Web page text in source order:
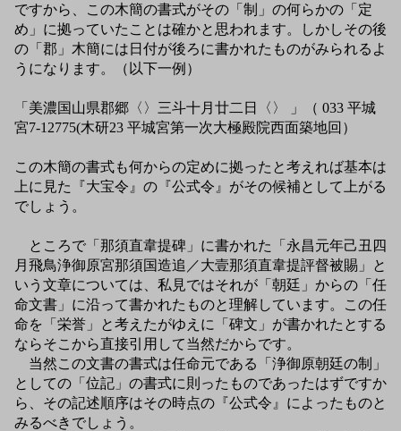
ですから、この木簡の書式がその「制」の何らかの「定
め」に拠っていたことは確かと思われます。しかしその後
の「郡」木簡には日付が後ろに書かれたものがみられるよ
うになります。（以下一例）
「美濃国山県郡郷〈〉三斗十月廿二日〈〉 」（ 033 平城
宮7-12775(木研23 平城宮第一次大極殿院西面築地回）
この木簡の書式も何からの定めに拠ったと考えれば基本は
上に見た『大宝令』の『公式令』がその候補として上がる
でしょう。
ところで「那須直韋提碑」に書かれた「永昌元年己丑四
月飛鳥浄御原宮那須国造追／大壹那須直韋提評督被賜」と
いう文章については、私見ではそれが「朝廷」からの「任
命文書」に沿って書かれたものと理解しています。この任
命を「栄誉」と考えたがゆえに「碑文」が書かれたとする
ならそこから直接引用して当然だからです。
当然この文書の書式は任命元である「浄御原朝廷の制」
としての「位記」の書式に則ったものであったはずですか
ら、その記述順序はその時点の『公式令』によったものと
みるべきでしょう。